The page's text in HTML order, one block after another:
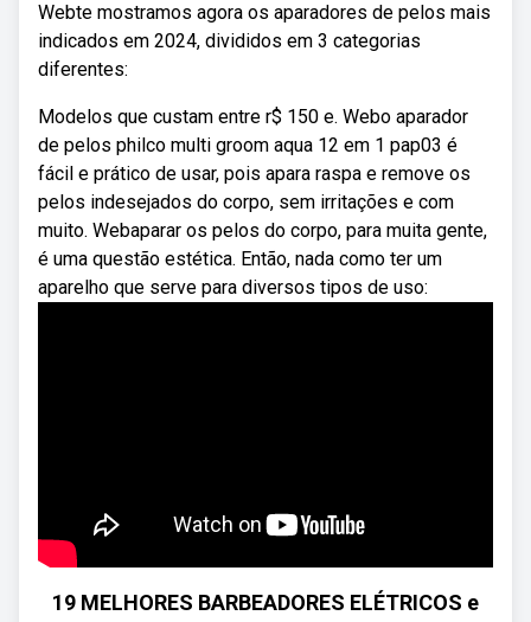
Webte mostramos agora os aparadores de pelos mais
indicados em 2024, divididos em 3 categorias
diferentes:
Modelos que custam entre r$ 150 e. Webo aparador
de pelos philco multi groom aqua 12 em 1 pap03 é
fácil e prático de usar, pois apara raspa e remove os
pelos indesejados do corpo, sem irritações e com
muito. Webaparar os pelos do corpo, para muita gente,
é uma questão estética. Então, nada como ter um
aparelho que serve para diversos tipos de uso:
19 MELHORES BARBEADORES ELÉTRICOS e